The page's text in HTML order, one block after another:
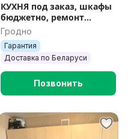
КУХНЯ под заказ, шкафы
бюджетно, ремонт
мебели
Гродно
Гарантия
Доставка по Беларуси
Позвонить